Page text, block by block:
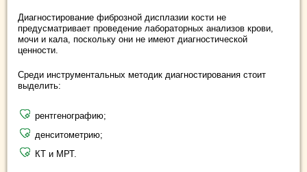
Диагностирование фиброзной дисплазии кости не
предусматривает проведение лабораторных анализов крови,
мочи и кала, поскольку они не имеют диагностической
ценности.
Среди инструментальных методик диагностирования стоит
выделить:
рентгенографию;
денситометрию;
КТ и МРТ.